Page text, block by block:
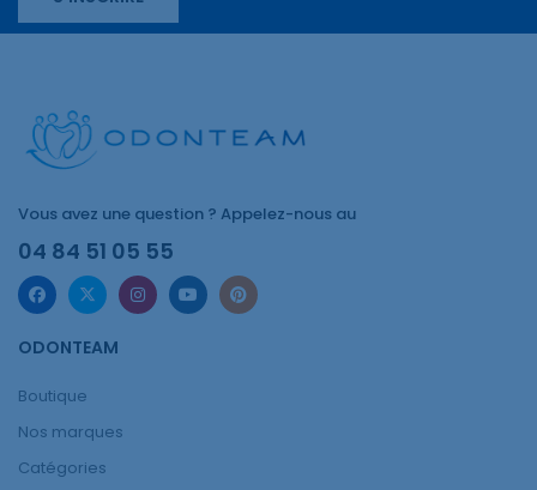
Vous avez une question ? Appelez-nous au
04 84 51 05 55
ODONTEAM
Boutique
Nos marques
Catégories